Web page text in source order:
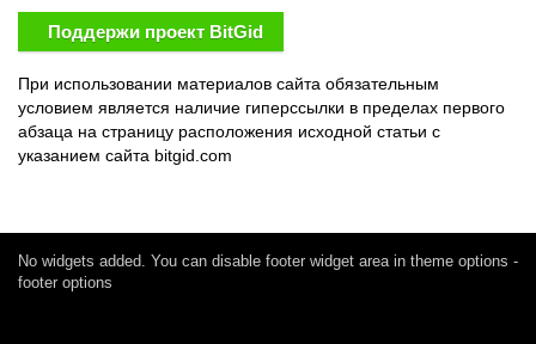
Поддержи проект BitGid
При использовании материалов сайта обязательным
условием является наличие гиперссылки в пределах первого
абзаца на страницу расположения исходной статьи с
указанием сайта bitgid.com
No widgets added. You can disable footer widget area in theme options -
footer options